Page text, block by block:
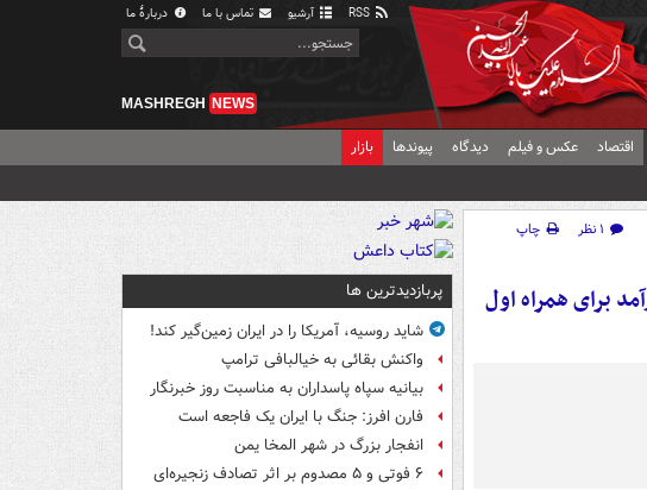
آرشیو تماس با ما دربارهٔ ما
MASHREGH NEWS
اقتصاد عکس و فیلم دیدگاه پیوندها بازار
۱ نظر
چاپ
میلیارد تومان درآمد برای همراه اول پربازدیدترین ها
شاید روسیه، آمریکا را در ایران زمین‌گیر کند!
واکنش بقائی به خیالبافی ترامپ
بیانیه سپاه پاسداران به مناسبت روز خبرنگار
فارن افرز: جنگ با ایران یک فاجعه است
انفجار بزرگ در شهر المخا یمن
۶ فوتی و ۵ مصدوم بر اثر تصادف زنجیره‌ای